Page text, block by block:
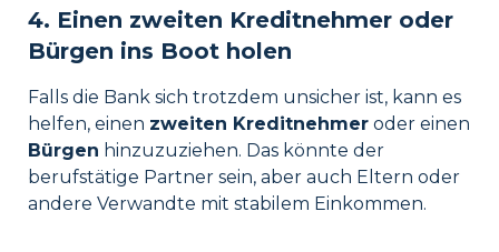
4. Einen zweiten Kreditnehmer oder
Bürgen ins Boot holen
Falls die Bank sich trotzdem unsicher ist, kann es
helfen, einen zweiten Kreditnehmer oder einen
Bürgen hinzuzuziehen. Das könnte der
berufstätige Partner sein, aber auch Eltern oder
andere Verwandte mit stabilem Einkommen.